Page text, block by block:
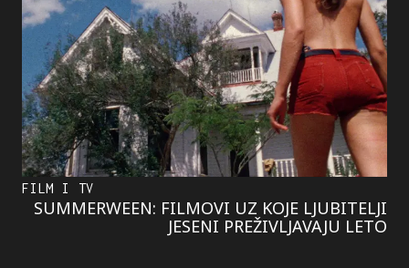
FILM I TV
SUMMERWEEN: FILMOVI UZ KOJE LJUBITELJI
JESENI PREŽIVLJAVAJU LETO